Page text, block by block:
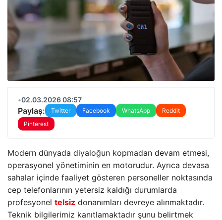
•02.03.2026 08:57
Paylaş: Twitter Facebook WhatsApp
Reddit
Pinterest
Modern dünyada diyaloğun kopmadan devam etmesi,
operasyonel yönetiminin en motorudur. Ayrıca devasa
sahalar içinde faaliyet gösteren personeller noktasında
cep telefonlarının yetersiz kaldığı durumlarda
profesyonel telsiz donanımları devreye alınmaktadır.
Teknik bilgilerimiz kanıtlamaktadır şunu belirtmek